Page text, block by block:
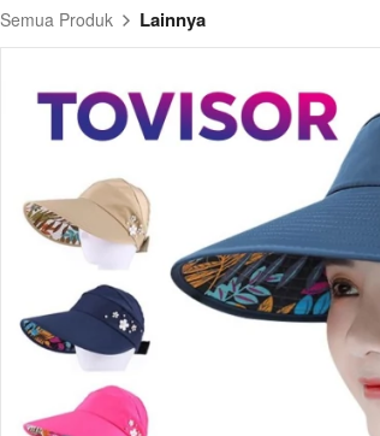
Semua Produk Lainnya